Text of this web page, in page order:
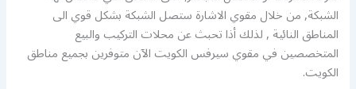
الشبكة, من خلال مقوي الاشارة ستصل الشبكة بشكل قوي الى
المناطق النائية , لذلك أذا تحبث عن محلات التركيب والبيع
المتخصصين في مقوي سيرفس الكويت الآن متوفرين بجميع مناطق
الكويت.